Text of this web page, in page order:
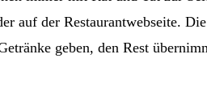
auf der Restaurantwebseite.
geben, den Rest